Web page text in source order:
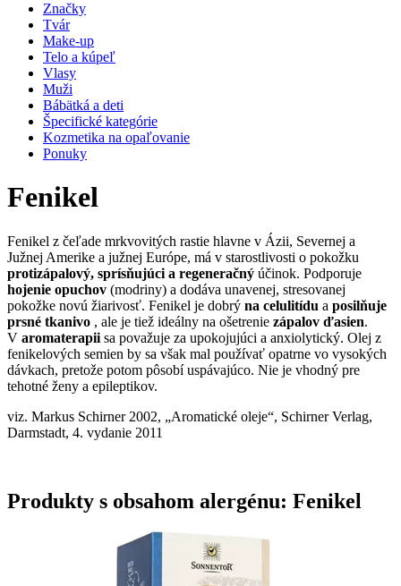
Značky
Tvár
Make-up
Telo a kúpeľ
Vlasy
Muži
Bábätká a deti
Špecifické kategórie
Kozmetika na opaľovanie
Ponuky
Fenikel
Fenikel z čeľade mrkvovitých rastie hlavne v Ázii, Severnej a
Južnej Amerike a južnej Európe, má v starostlivosti o pokožku
protizápalový, sprísňujúci a regeneračný účinok. Podporuje
hojenie opuchov (modriny) a dodáva unavenej, stresovanej
pokožke novú žiarivosť. Fenikel je dobrý na celulitídu a posilňuje
prsné tkanivo , ale je tiež ideálny na ošetrenie zápalov ďasien.
V aromaterapii sa považuje za upokojujúci a anxiolytický. Olej z
fenikelových semien by sa však mal používať opatrne vo vysokých
dávkach, pretože potom pôsobí uspávajúco. Nie je vhodný pre
tehotné ženy a epileptikov.
viz. Markus Schirner 2002, „Aromatické oleje“, Schirner Verlag,
Darmstadt, 4. vydanie 2011
Produkty s obsahom alergénu: Fenikel